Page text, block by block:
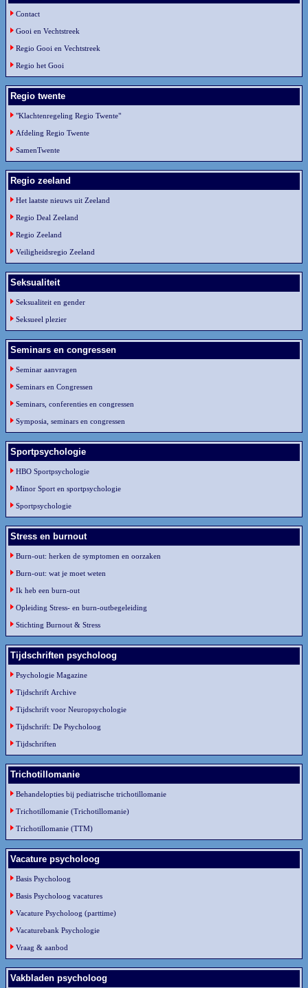
Contact
Gooi en Vechtstreek
Regio Gooi en Vechtstreek
Regio het Gooi
Regio twente
"Klachtenregeling Regio Twente"
Afdeling Regio Twente
SamenTwente
Regio zeeland
Het laatste nieuws uit Zeeland
Regio Deal Zeeland
Regio Zeeland
Veiligheidsregio Zeeland
Seksualiteit
Seksualiteit en gender
Seksueel plezier
Seminars en congressen
Seminar aanvragen
Seminars en Congressen
Seminars, conferenties en congressen
Symposia, seminars en congressen
Sportpsychologie
HBO Sportpsychologie
Minor Sport en sportpsychologie
Sportpsychologie
Stress en burnout
Burn-out: herken de symptomen en oorzaken
Burn-out: wat je moet weten
Ik heb een burn-out
Opleiding Stress- en burn-outbegeleiding
Stichting Burnout & Stress
Tijdschriften psycholoog
Psychologie Magazine
Tijdschrift Archive
Tijdschrift voor Neuropsychologie
Tijdschrift: De Psycholoog
Tijdschriften
Trichotillomanie
Behandelopties bij pediatrische trichotillomanie
Trichotillomanie (Trichotillomanie)
Trichotillomanie (TTM)
Vacature psycholoog
Basis Psycholoog
Basis Psycholoog vacatures
Vacature Psycholoog (parttime)
Vacaturebank Psychologie
Vraag & aanbod
Vakbladen psycholoog